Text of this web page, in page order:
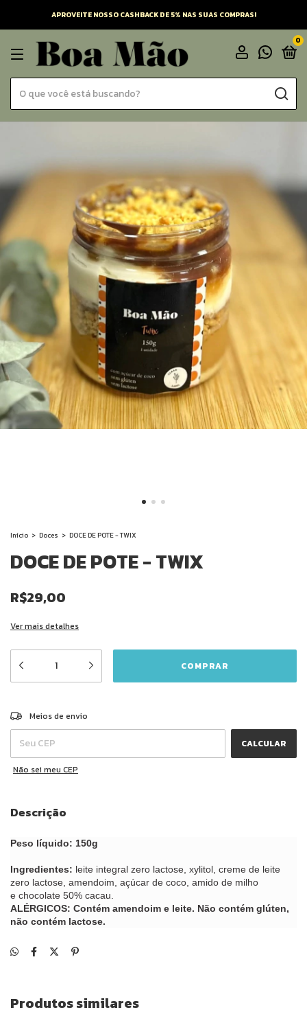
APROVEITE NOSSO CASHBACK DE 5% NAS SUAS COMPRAS!
0
Início > Doces > DOCE DE POTE - TWIX
DOCE DE POTE - TWIX
R$29,00
Ver mais detalhes
Entregas para o CEP:
Meios de envio
CALCULAR
Não sei meu CEP
Descrição
Peso líquido: 150g
Ingredientes: leite integral zero lactose, xylitol, creme de leite
zero lactose, amendoim, açúcar de coco, amido de milho
e chocolate 50% cacau.
ALÉRGICOS: Contém amendoim e leite. Não contém glúten,
não contém lactose.
Produtos similares